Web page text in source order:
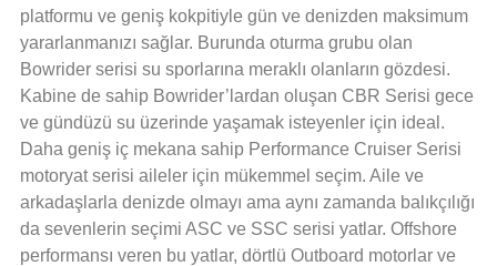
platformu ve geniş kokpitiyle gün ve denizden maksimum
yararlanmanızı sağlar. Burunda oturma grubu olan
Bowrider serisi su sporlarına meraklı olanların gözdesi.
Kabine de sahip Bowrider’lardan oluşan CBR Serisi gece
ve gündüzü su üzerinde yaşamak isteyenler için ideal.
Daha geniş iç mekana sahip Performance Cruiser Serisi
motoryat serisi aileler için mükemmel seçim. Aile ve
arkadaşlarla denizde olmayı ama aynı zamanda balıkçılığı
da sevenlerin seçimi ASC ve SSC serisi yatlar. Offshore
performansı veren bu yatlar, dörtlü Outboard motorlar ve